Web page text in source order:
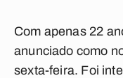
Com apenas 22
anunciado como
sexta-feira. Foi